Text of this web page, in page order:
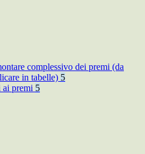
complessivo dei premi (da
in tabelle) 5
premi 5